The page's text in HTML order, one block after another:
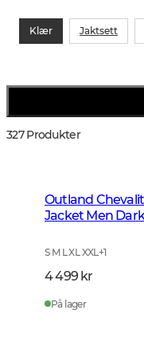
Klær Jaktsett
327 Produkter
Outland
Jacket Men Dark
S M L XL XXL+1
4 499 kr
På lager